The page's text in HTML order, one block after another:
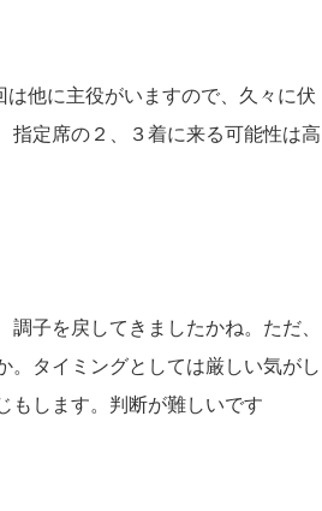
他に主役がいますので、久々に伏
指定席の２、３着に来る可能性は高
子を戻してきましたかね。ただ、
。タイミングとしては厳しい気がし
もします。判断が難しいです